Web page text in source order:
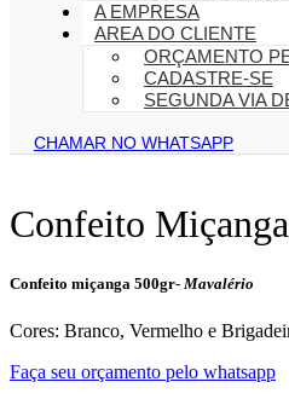
A EMPRESA
AREA DO CLIENTE
ORÇAMENTO
CADASTRE-SE
SEGUNDA VIA
CHAMAR NO WHATSAPP
Confeito
Confeito miçanga 500gr- Mavalério
Cores: Branco, Vermelho e
Faça seu orçamento pelo whatsapp